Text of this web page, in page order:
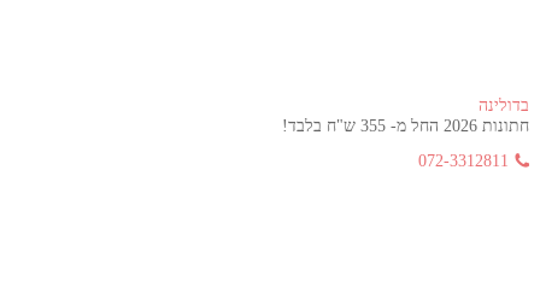
בדולינה
חתונות 2026 החל מ- 355 ש"ח בלבד!
072-3312811